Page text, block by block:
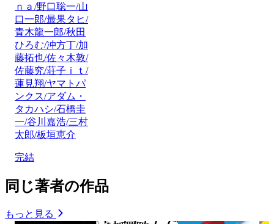
ｎａ/野口聡一/山
口一郎/最果タヒ/
青木龍一郎/秋田
ひろむ/冲方丁/加
藤拓也/佐々木敦/
佐藤究/荘子ｉｔ/
蓮見翔/ヤマトパ
ンクス/アダム・
タカハシ/石橋圭
一/谷川嘉浩/三村
太郎/板垣恵介
完結
同じ著者の作品
もっと見る